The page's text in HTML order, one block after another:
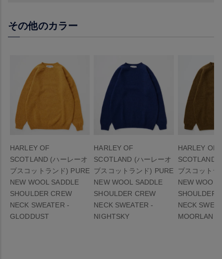
その他のカラー
HARLEY OF
SCOTLAND (ハーレーオ
ブスコットランド) PURE
NEW WOOL SADDLE
SHOULDER CREW
NECK SWEATER -
GLODDUST
HARLEY OF
SCOTLAND (ハーレーオ
ブスコットランド) PURE
NEW WOOL SADDLE
SHOULDER CREW
NECK SWEATER -
NIGHTSKY
HARLEY OF
SCOTLAND
ブスコット
NEW WOOL
SHOULDER
NECK
MOORLAND